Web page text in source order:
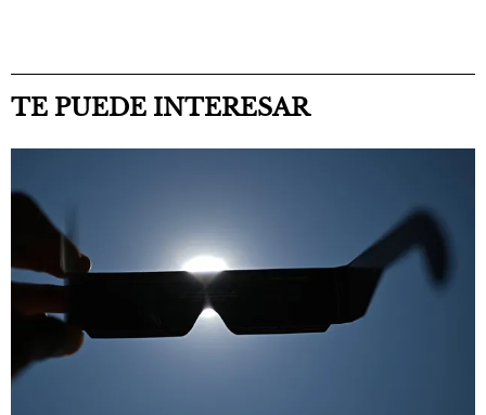
TE PUEDE INTERESAR